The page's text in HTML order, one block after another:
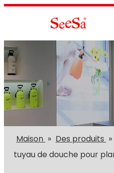
Maison » Des produits »
tuyau de douche pour